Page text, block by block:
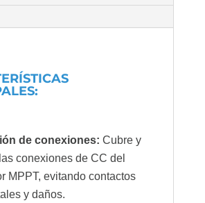
de conexiones: Cubre y
conexiones de CC del
MPPT, evitando contactos
y daños.